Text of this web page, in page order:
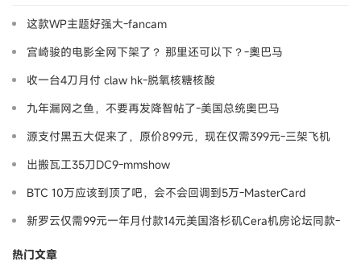
这款WP主题好强大-fancam
宫崎骏的电影全网下架了？ 那里还可以下？-奧巴马
收一台4刀月付 claw hk-脱氧核糖核酸
九年漏网之鱼，不要再发降智帖了-美国总统奥巴马
源支付黑五大促来了，原价899元，现在仅需399元-三架飞机
出搬瓦工35刀DC9-mmshow
BTC 10万应该到顶了吧，会不会回调到5万-MasterCard
新罗云仅需99元一年月付款14元美国洛杉矶Cera机房论坛同款-
热门文章